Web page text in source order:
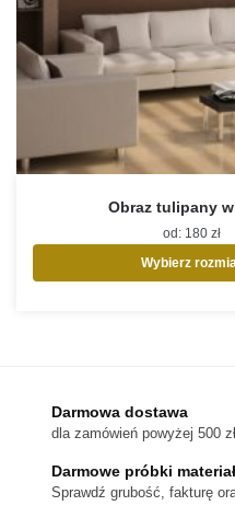
Obraz tulipany
od: 180 zł
Wybierz
wybrać
stronie
Darmowa dostawa
dla zamówień powyżej 500 zł
Darmowe próbki
Sprawdź grubość, fakturę